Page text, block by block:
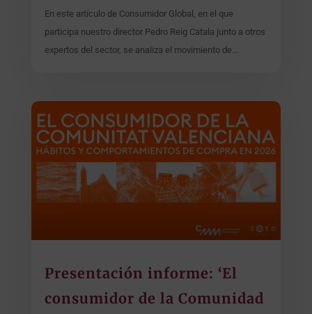
En este artículo de Consumidor Global, en el que
participa nuestro director Pedro Reig Catala junto a otros
expertos del sector, se analiza el movimiento de...
Presentación informe: ‘El
consumidor de la Comunidad